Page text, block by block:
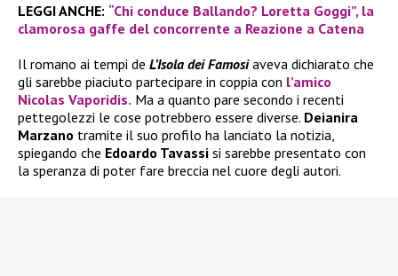
LEGGI ANCHE: “Chi conduce Ballando? Loretta Goggi”, la
clamorosa gaffe del concorrente a Reazione a Catena
Il romano ai tempi de L’Isola dei Famosiaveva dichiarato che
gli sarebbe piaciuto partecipare in coppia con l’amico
Nicolas Vaporidis. Ma a quanto pare secondo i recenti
pettegolezzi le cose potrebbero essere diverse. Deianira
Marzano tramite il suo profilo ha lanciato la notizia,
spiegando che Edoardo Tavassi si sarebbe presentato con
la speranza di poter fare breccia nel cuore degli autori.